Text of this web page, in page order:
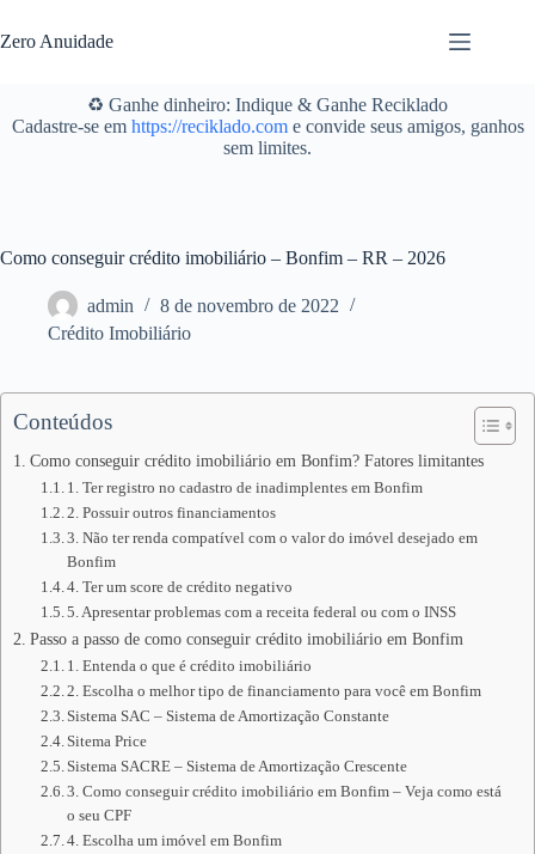
para
o
Zero Anuidade
♻️ Ganhe dinheiro: Indique & Ganhe Reciklado
Cadastre-se em https://reciklado.come convide seus amigos, ganhos
sem limites.
Como conseguir crédito imobiliário – Bonfim – RR – 2026
admin
8 de novembro de 2022
Crédito Imobiliário
Conteúdos
Como conseguir crédito imobiliário em Bonfim? Fatores limitantes
1. Ter registro no cadastro de inadimplentes em Bonfim
2. Possuir outros financiamentos
3. Não ter renda compatível com o valor do imóvel desejado em
Bonfim
4. Ter um score de crédito negativo
5. Apresentar problemas com a receita federal ou com o INSS
Passo a passo de como conseguir crédito imobiliário em Bonfim
1. Entenda o que é crédito imobiliário
2. Escolha o melhor tipo de financiamento para você em Bonfim
Sistema SAC – Sistema de Amortização Constante
Sitema Price
Sistema SACRE – Sistema de Amortização Crescente
3. Como conseguir crédito imobiliário em Bonfim – Veja como está
o seu CPF
4. Escolha um imóvel em Bonfim